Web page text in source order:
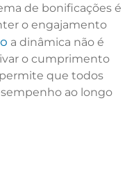
de bonificações é
o engajamento
a dinâmica não é
o cumprimento
que todos
ao longo